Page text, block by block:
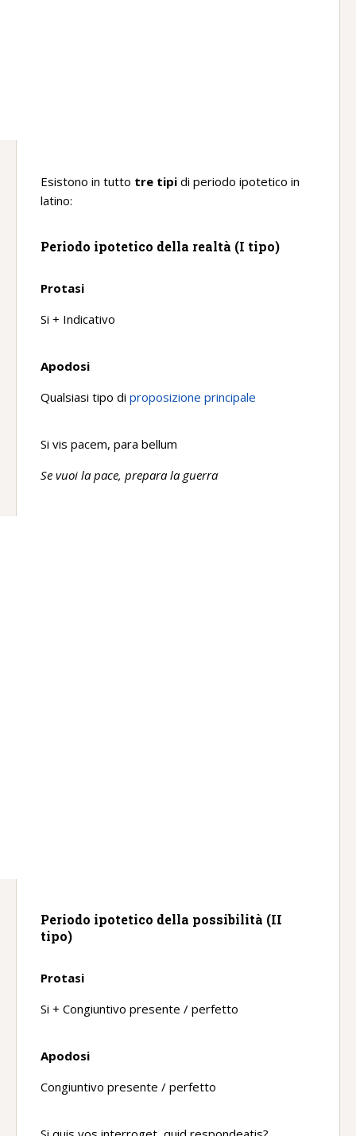
Esistono in tutto tre tipi di periodo ipotetico in
latino:
Periodo ipotetico della realtà (I tipo)
Protasi
Si + Indicativo
Apodosi
Qualsiasi tipo di proposizione principale
Si vis pacem, para bellum
Se vuoi la pace, prepara la guerra
Periodo ipotetico della possibilità (II
tipo)
Protasi
Si + Congiuntivo presente / perfetto
Apodosi
Congiuntivo presente / perfetto